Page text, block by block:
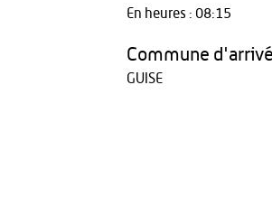
En heures : 08:15
Commune
GUISE